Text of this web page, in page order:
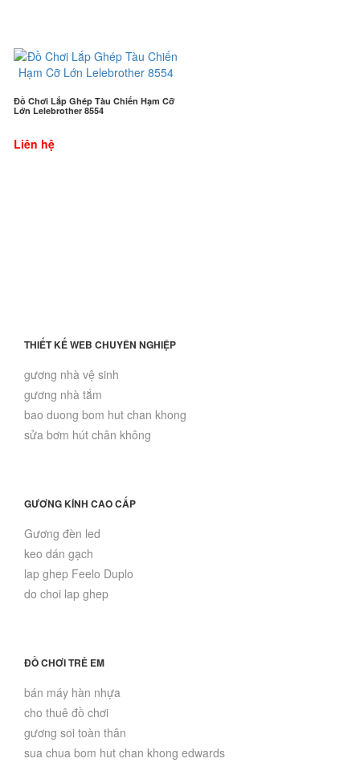
Đồ Chơi Lắp Ghép Tàu Chiến Hạm Cỡ
Lớn Lelebrother 8554
Liên hệ
THIẾT KẾ WEB CHUYÊN NGHIỆP
gương nhà vệ sinh
gương nhà tắm
bao duong bom hut chan khong
sửa bơm hút chân không
GƯƠNG KÍNH CAO CẤP
Gương đèn led
keo dán gạch
lap ghep Feelo Duplo
do choi lap ghep
ĐỒ CHƠI TRẺ EM
bán máy hàn nhựa
cho thuê đồ chơi
gương soi toàn thân
sua chua bom hut chan khong edwards